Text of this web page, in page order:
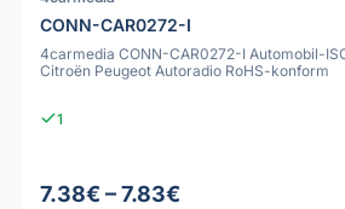
CONN-CAR0272-I
4carmedia CONN-CAR0272-I Automobil-
Citroën Peugeot Autoradio RoHS-konform
1
7.38€ – 7.83€